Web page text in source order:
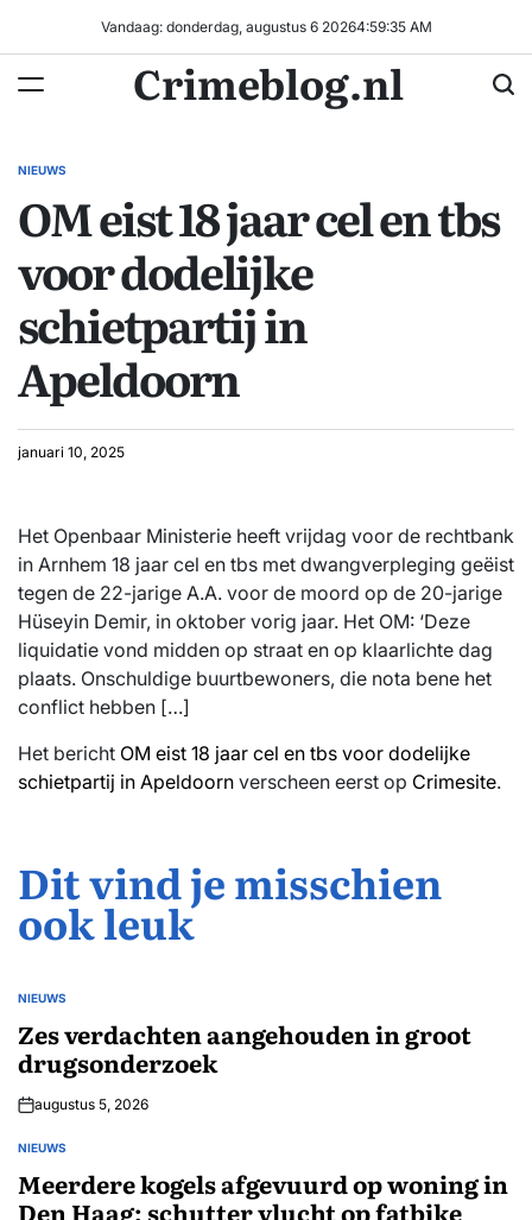
inhoud
Vandaag: donderdag, augustus 6 20264:59:36 AM
Crimeblog.nl
GEPLAATST
NIEUWS
OM eist 18 jaar cel en tbs
voor dodelijke
schietpartij in
Apeldoorn
januari 10, 2025
Het Openbaar Ministerie heeft vrijdag voor de rechtbank
in Arnhem 18 jaar cel en tbs met dwangverpleging geëist
tegen de 22-jarige A.A. voor de moord op de 20-jarige
Hüseyin Demir, in oktober vorig jaar. Het OM: ‘Deze
liquidatie vond midden op straat en op klaarlichte dag
plaats. Onschuldige buurtbewoners, die nota bene het
conflict hebben […]
Het bericht OM eist 18 jaar cel en tbs voor dodelijke
schietpartij in Apeldoorn verscheen eerst op Crimesite.
Dit vind je misschien
ook leuk
GEPLAATST
NIEUWS
Zes verdachten aangehouden in groot
drugsonderzoek
augustus 5, 2026
GEPLAATST
NIEUWS
Meerdere kogels afgevuurd op woning in
Den Haag: schutter vlucht op fatbike